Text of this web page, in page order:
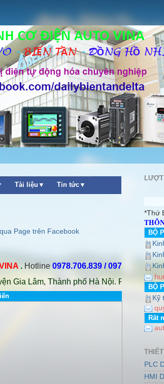
Tài liệu▼ Tin tức▼
Page trên Facebook
+++ http://www.auto-vina.com/
. Hotline 0978.706.839 / 0973.751.553
Lâm, Thành phố Hà Nội. PGD: Số nhà
*Thứ
BỘ
BỘ
Kỹ
Rất
PLC
HMI